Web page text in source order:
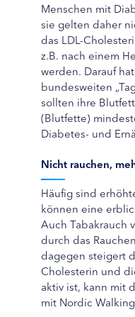
Menschen mit
sie gelten daher
das LDL-
z.B. nach einem
werden. Darauf
bundesweiten
sollten ihre
(Blutfette)
Diabetes- und
Nicht rauchen,
Häufig sind
können eine
Auch Tabakrauch
durch das
dagegen steigert
Cholesterin und
aktiv ist, kann mit
mit Nordic